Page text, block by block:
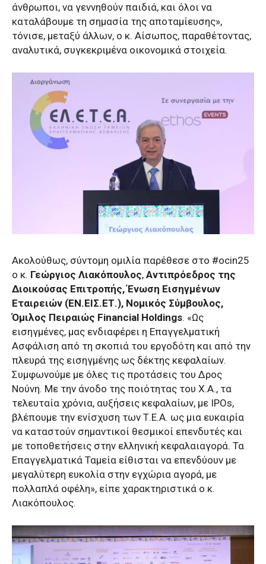
άνθρωποι, να γεννηθούν παιδιά, και όλοι να
καταλάβουμε τη σημασία της αποταμίευσης»,
τόνισε, μεταξύ άλλων, ο κ. Αίσωπος, παραθέτοντας,
αναλυτικά, συγκεκριμένα οικονομικά στοιχεία.
Ακολούθως, σύντομη ομιλία παρέθεσε στο #ocin25
ο κ. Γεώργιος Λιακόπουλος, Αντιπρόεδρος της
Διοικούσας Επιτροπής, Ένωση Εισηγμένων
Εταιρειών (ΕΝ.ΕΙΣ.ΕΤ.), Νομικός Σύμβουλος,
Όμιλος Πειραιώς Financial Holdings. «Ως
εισηγμένες, μας ενδιαφέρει η Επαγγελματική
Ασφάλιση από τη σκοπιά του εργοδότη και από την
πλευρά της εισηγμένης ως δέκτης κεφαλαίων.
Συμφωνούμε με όλες τις προτάσεις του Δρος
Νούνη. Με την άνοδο της ποιότητας του Χ.Α., τα
τελευταία χρόνια, αυξήσεις κεφαλαίων, με IPOs,
βλέπουμε την ενίσχυση των Τ.Ε.Α. ως μια ευκαιρία
να καταστούν σημαντικοί θεσμικοί επενδυτές και
με τοποθετήσεις στην ελληνική κεφαλαιαγορά. Τα
Επαγγελματικά Ταμεία είθισται να επενδύουν με
μεγαλύτερη ευκολία στην εγχώρια αγορά, με
πολλαπλά οφέλη», είπε χαρακτηριστικά ο κ.
Λιακόπουλος.